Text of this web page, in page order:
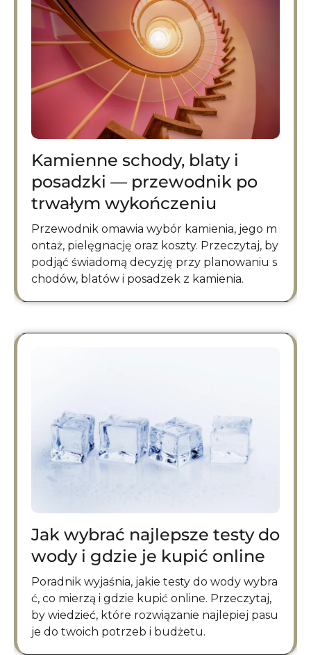
Kamienne schody, blaty i
posadzki — przewodnik po
trwałym wykończeniu
Przewodnik omawia wybór kamienia, jego m
ontaż, pielęgnację oraz koszty. Przeczytaj, by
podjąć świadomą decyzję przy planowaniu s
chodów, blatów i posadzek z kamienia.
Jak wybrać najlepsze testy do
wody i gdzie je kupić online
Poradnik wyjaśnia, jakie testy do wody wybra
ć, co mierzą i gdzie kupić online. Przeczytaj,
by wiedzieć, które rozwiązanie najlepiej pasu
je do twoich potrzeb i budżetu.